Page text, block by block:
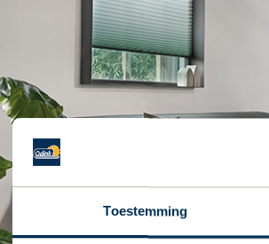
Toestemming